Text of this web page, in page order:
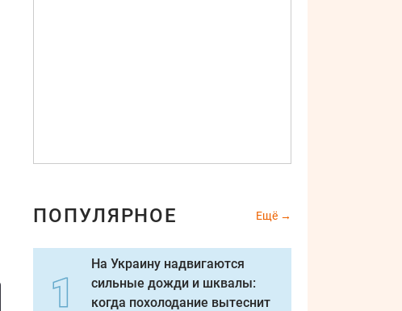
ПОПУЛЯРНОЕ Ещё
На Украину надвигаются
сильные дожди и шквалы:
когда похолодание вытеснит